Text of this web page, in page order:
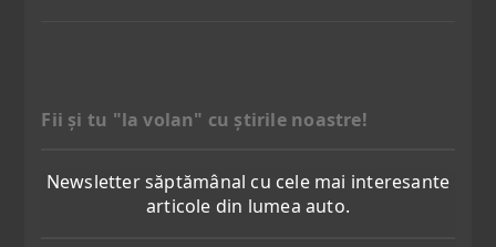
Fii şi tu "la volan" cu ştirile noastre!
Newsletter săptămânal cu cele mai interesante
articole din lumea auto.